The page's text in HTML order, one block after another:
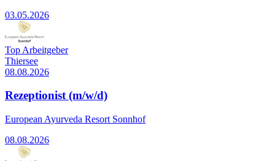
03.05.2026
Top Arbeitgeber
Thiersee
08.08.2026
Rezeptionist (m/w/d)
European Ayurveda Resort Sonnhof
08.08.2026